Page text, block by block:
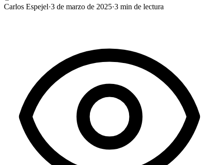
Carlos Espejel·3 de marzo de 2025·3 min de lectura